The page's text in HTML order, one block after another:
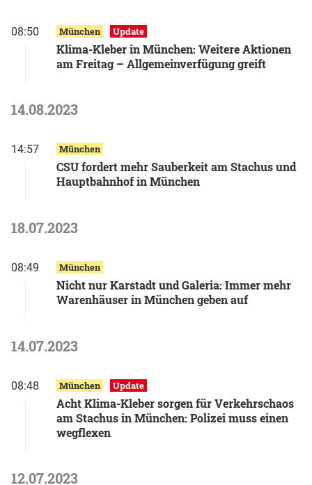
08:50 München Update
Klima-Kleber in München: Weitere Aktionen
am Freitag – Allgemeinverfügung greift
14.08.2023
14:57 München
CSU fordert mehr Sauberkeit am Stachus und
Hauptbahnhof in München
18.07.2023
08:49 München
Nicht nur Karstadt und Galeria: Immer mehr
Warenhäuser in München geben auf
14.07.2023
08:48 München Update
Acht Klima-Kleber sorgen für Verkehrschaos
am Stachus in München: Polizei muss einen
wegflexen
12.07.2023